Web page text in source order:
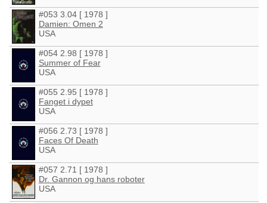
#053 3.04 [ 1978 ]
Damien: Omen 2
USA
#054 2.98 [ 1978 ]
Summer of Fear
USA
#055 2.95 [ 1978 ]
Fanget i dypet
USA
#056 2.73 [ 1978 ]
Faces Of Death
USA
#057 2.71 [ 1978 ]
Dr. Gannon og hans roboter
USA